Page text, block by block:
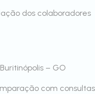
dos colaboradores
– GO
com consultas